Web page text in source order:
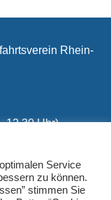
Rhein-
12.30 Uhr)
Service
zu können.
stimmen Sie